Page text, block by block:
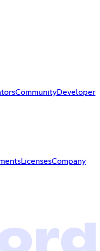
CommunityDeveloper
LicensesCompany